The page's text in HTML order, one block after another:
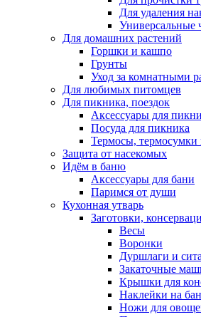
Для удаления
Универсальные
Для домашних растений
Горшки и кашпо
Грунты
Уход за комнатными
Для любимых питомцев
Для пикника, поездок
Аксессуары для
Посуда для пикника
Термосы,
Защита от насекомых
Идём в баню
Аксессуары для бани
Паримся от души
Кухонная утварь
Заготовки,
Весы
Воронки
Дуршлаги и сита
Закаточные
Крышки для
Наклейки на
Ножи для